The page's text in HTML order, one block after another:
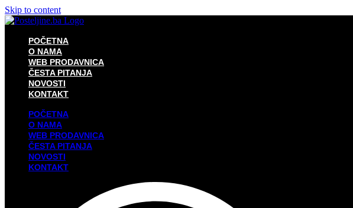
Skip to content
POČETNA
O NAMA
WEB PRODAVNICA
ČESTA PITANJA
NOVOSTI
KONTAKT
POČETNA
O NAMA
WEB PRODAVNICA
ČESTA PITANJA
NOVOSTI
KONTAKT